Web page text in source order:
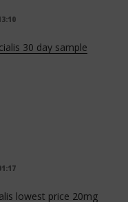
cialis 30 day sample
lowest price 20mg